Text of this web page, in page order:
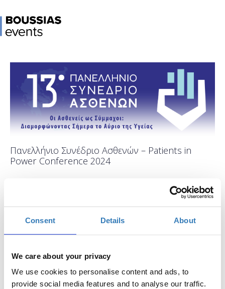
Consent Details About
We care about your privacy
We use cookies to personalise content and ads, to
provide social media features and to analyse our traffic.
Πανελλήνιο Συνέδριο Ασθενών – Patients in
Power Conference 2024
-
Friday, November 22, 2024
Novotel Athenes, Athina